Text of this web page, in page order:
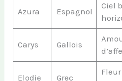
Azura Espagnol
Ciel
Carys Gallois
Elodie Grec